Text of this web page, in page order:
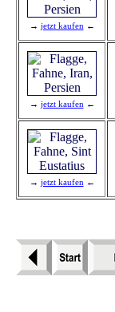
→ jetzt kaufen ←
→ jetzt kaufen ←
→ jetzt kaufen ←